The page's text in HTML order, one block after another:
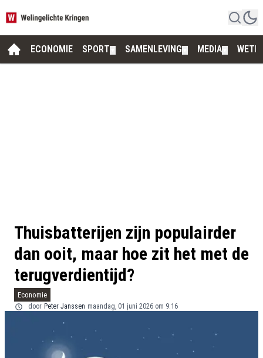
ECONOMIE SPORT SAMENLEVING MEDIA
Thuisbatterijen zijn populairder
dan ooit, maar hoe zit het met de
terugverdientijd?
Economie
door Peter Janssen maandag, 01 juni 2026 om 9:16